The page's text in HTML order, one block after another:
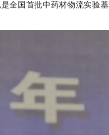
全国首批中药材物流实验